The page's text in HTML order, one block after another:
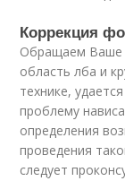
Коррекция
Обращаем Ваше
область лба и
технике,
проблему
определения
проведения
следует